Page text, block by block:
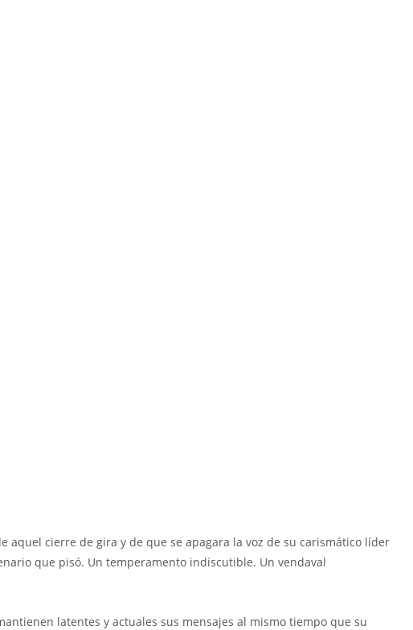
aquel cierre de gira y de que se apagara la voz de su carismático líder
que pisó. Un temperamento indiscutible. Un vendaval
latentes y actuales sus mensajes al mismo tiempo que su